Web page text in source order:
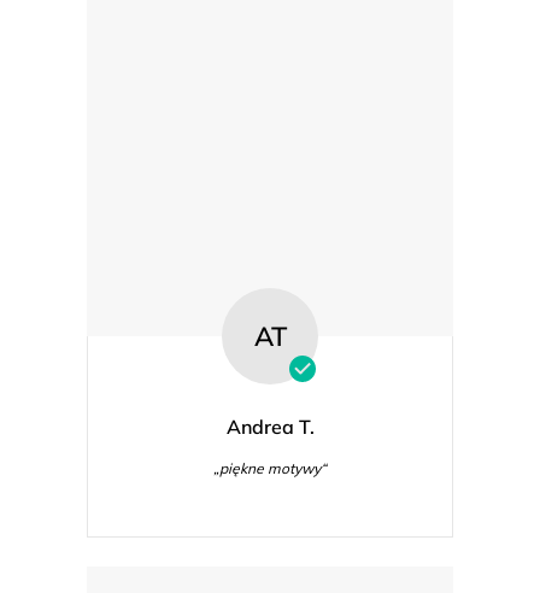
AT
Andrea T.
„piękne motywy“